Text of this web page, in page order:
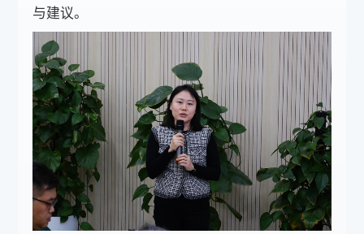
与建议。